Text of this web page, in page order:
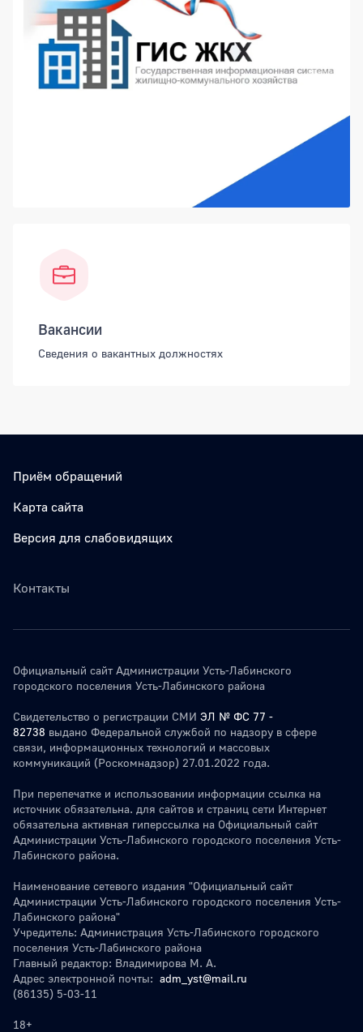
Вакансии
Сведения о вакантных должностях
Приём обращений
Карта сайта
Версия для слабовидящих
Контакты
Официальный сайт Администрации Усть-Лабинского
городского поселения Усть-Лабинского района
Свидетельство о регистрации СМИ ЭЛ № ФС 77 -
82738 выдано Федеральной службой по надзору в сфере
связи, информационных технологий и массовых
коммуникаций (Роскомнадзор) 27.01.2022 года.
При перепечатке и использовании информации ссылка на
источник обязательна. для сайтов и страниц сети Интернет
обязательна активная гиперссылка на Официальный сайт
Администрации Усть-Лабинского городского поселения Усть-
Лабинского района.
Наименование сетевого издания "Официальный сайт
Администрации Усть-Лабинского городского поселения Усть-
Лабинского района"
Учредитель: Администрация Усть-Лабинского городского
поселения Усть-Лабинского района
Главный редактор: Владимирова М. А.
Адрес электронной почты: adm_yst@mail.ru
(86135) 5-03-11
18+